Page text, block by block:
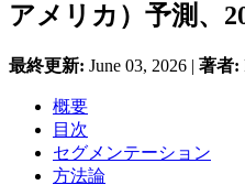
アメリカ）予測、
最終更新: June 03, 2026 | 著者:
概要
目次
セグメンテーション
方法論